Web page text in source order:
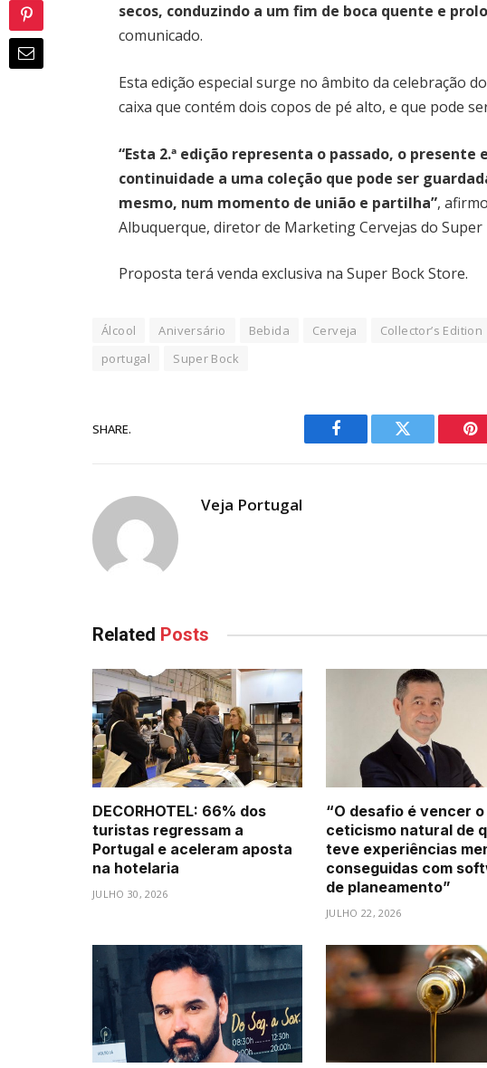
secos, conduzindo a um fim de boca quente e
comunicado.
Esta edição especial surge no âmbito da celebração
caixa que contém dois copos de pé alto, e que pode
“Esta 2.ª edição representa o passado, o
continuidade a uma coleção que pode ser
mesmo, num momento de união e partilha”,
Albuquerque, diretor de Marketing Cervejas do Super
Proposta terá venda exclusiva na Super Bock Store.
Álcool Aniversário Bebida Cerveja Collector’s Edition
portugal
Super Bock
SHARE.
Facebook Twitter
Veja Portugal
Related Posts
DECORHOTEL: 66% dos
turistas regressam a
Portugal e aceleram aposta
na hotelaria
JULHO 30, 2026
“O desafio é vencer o
ceticismo natural de
teve experiências
conseguidas com
de planeamento”
JULHO 22, 2026